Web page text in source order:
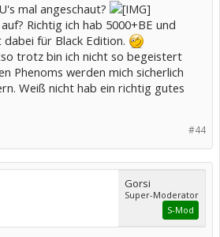
mal angeschaut?
Richtig ich hab 5000+BE und
für Black Edition.
trotz bin ich nicht so begeistert
Phenoms werden mich sicherlich
Weiß nicht hab ein richtig gutes
#44
Gorsi
Super-Moderator
S-Mod